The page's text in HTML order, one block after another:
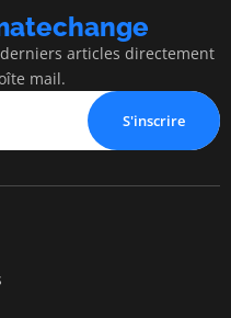
articles directement
mail.
S'inscrire